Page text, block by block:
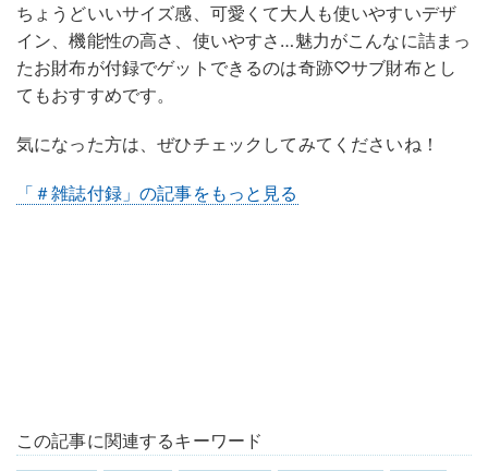
ちょうどいいサイズ感、可愛くて大人も使いやすいデザ
イン、機能性の高さ、使いやすさ…魅力がこんなに詰まっ
たお財布が付録でゲットできるのは奇跡♡サブ財布とし
てもおすすめです。
気になった方は、ぜひチェックしてみてくださいね！
「＃雑誌付録」の記事をもっと見る
この記事に関連するキーワード